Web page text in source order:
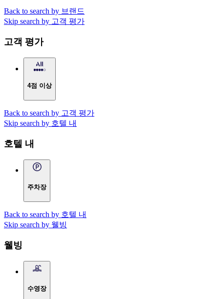
Back to search by 브랜드
Skip search by 고객 평가
고객 평가
4점 이상
Back to search by 고객 평가
Skip search by 호텔 내
호텔 내
주차장
Back to search by 호텔 내
Skip search by 웰빙
웰빙
수영장